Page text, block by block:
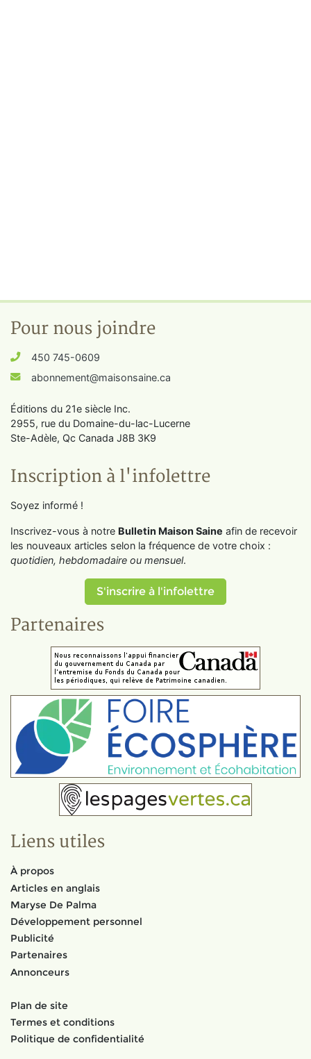
Pour nous joindre
450 745-0609
abonnement@maisonsaine.ca
Éditions du 21e siècle Inc.
2955, rue du Domaine-du-lac-Lucerne
Ste-Adèle, Qc Canada J8B 3K9
Inscription à l'infolettre
Soyez informé !
Inscrivez-vous à notre Bulletin Maison Saine afin de recevoir
les nouveaux articles selon la fréquence de votre choix :
quotidien, hebdomadaire ou mensuel.
S'inscrire à l'infolettre
Partenaires
Liens utiles
À propos
Articles en anglais
Maryse De Palma
Développement personnel
Publicité
Partenaires
Annonceurs
Plan de site
Termes et conditions
Politique de confidentialité